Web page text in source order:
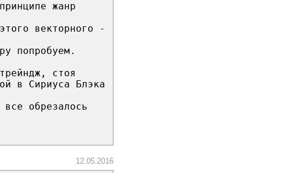
жанр
векторного -
попробуем.
стоя
в Сириуса Блэка
обрезалось
12.05.2016